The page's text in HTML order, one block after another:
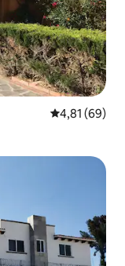
Gemiddelde
4,81 (69)